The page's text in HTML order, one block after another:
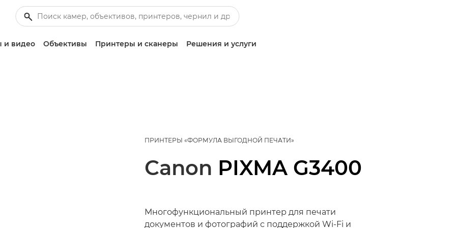
и видео Объективы Принтеры и сканеры Решения и услуги
ПРИНТЕРЫ «ФОРМУЛА ВЫГОДНОЙ ПЕЧАТИ»
Canon PIXMA G3400
Многофункциональный принтер для печати
документов и фотографий с поддержкой Wi-Fi и